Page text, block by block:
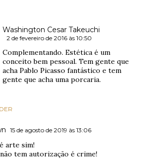
Washington Cesar Takeuchi
2 de fevereiro de 2016 às 10:50
Complementando. Estética é um
conceito bem pessoal. Tem gente que
acha Pablo Picasso fantástico e tem
gente que acha uma porcaria.
15 de agosto de 2019 às 13:06
arte sim!
tem autorização é crime!